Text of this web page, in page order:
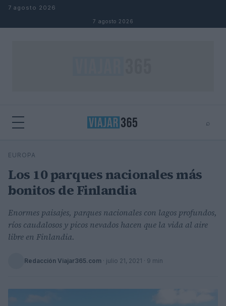
Saltar al contenido
7 agosto 2026
7 agosto 2026
⌕
Buscar
EUROPA
Los 10 parques nacionales más
bonitos de Finlandia
Enormes paisajes, parques nacionales con lagos profundos,
ríos caudalosos y picos nevados hacen que la vida al aire
libre en Finlandia.
Redacción Viajar365.com · julio 21, 2021 · 9 min